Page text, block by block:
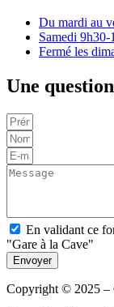
Du mardi au
Samedi 9h30-
Fermé les
Une
En validant ce
"Gare à la Cave"
Envoyer
Copyright © 2025 –